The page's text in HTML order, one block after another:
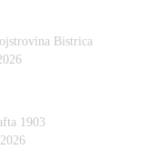
Bistrica
1903